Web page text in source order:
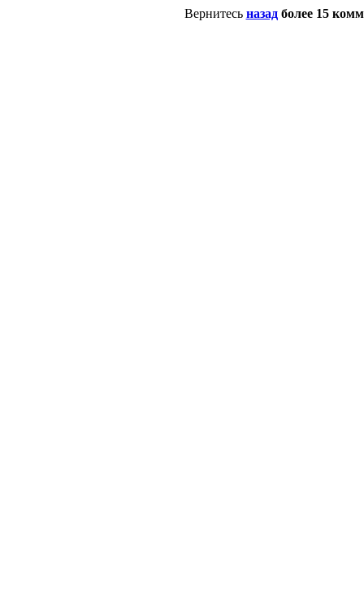
Вернитесь назад более 15